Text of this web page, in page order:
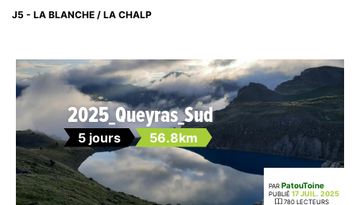
J5 - LA BLANCHE / LA CHALP
2025_Queyras_Sud
5 jours 56.8km
PAR PatouToine
PUBLIÉ 17 JUIL. 2025
780 LECTEURS